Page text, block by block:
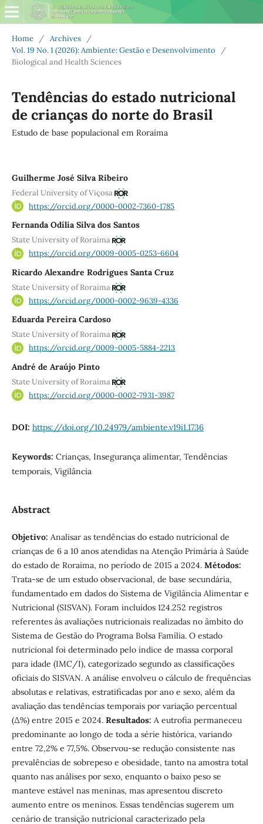
Home / Archives
/
Vol. 19 No. 1 (2026): Ambiente: Gestão e Desenvolvimento
/
Biological and Health Sciences
Tendências do estado nutricional
de crianças do norte do Brasil
Estudo de base populacional em Roraima
Guilherme José Silva Ribeiro
Federal University of Viçosa
https://orcid.org/0000-0002-7360-1785
Fernanda Odília Silva dos Santos
State University of Roraima
https://orcid.org/0009-0005-0253-6604
Ricardo Alexandre Rodrigues Santa Cruz
State University of Roraima
https://orcid.org/0000-0002-9639-4336
Eduarda Pereira Cardoso
State University of Roraima
https://orcid.org/0009-0005-5884-2213
André de Araújo Pinto
State University of Roraima
https://orcid.org/0000-0002-7931-3987
DOI: https://doi.org/10.24979/ambiente.v19i1.1736
Keywords: Crianças, Insegurança alimentar, Tendências
temporais, Vigilância
Abstract
Objetivo: Analisar as tendências do estado nutricional de
crianças de 6 a 10 anos atendidas na Atenção Primária à Saúde
do estado de Roraima, no período de 2015 a 2024. Métodos:
Trata-se de um estudo observacional, de base secundária,
fundamentado em dados do Sistema de Vigilância Alimentar e
Nutricional (SISVAN). Foram incluídos 124.252 registros
referentes às avaliações nutricionais realizadas no âmbito do
Sistema de Gestão do Programa Bolsa Família. O estado
nutricional foi determinado pelo índice de massa corporal
para idade (IMC/I), categorizado segundo as classificações
oficiais do SISVAN. A análise envolveu o cálculo de frequências
absolutas e relativas, estratificadas por ano e sexo, além da
avaliação das tendências temporais por variação percentual
(∆%) entre 2015 e 2024. Resultados: A eutrofia permaneceu
predominante ao longo de toda a série histórica, variando
entre 72,2% e 77,5%. Observou-se redução consistente nas
prevalências de sobrepeso e obesidade, tanto na amostra total
quanto nas análises por sexo, enquanto o baixo peso se
manteve estável nas meninas, mas apresentou discreto
aumento entre os meninos. Essas tendências sugerem um
cenário de transição nutricional caracterizado pela